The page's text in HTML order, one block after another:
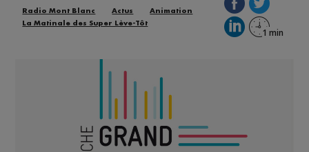
Radio Mont Blanc Actus
Animation
La Matinale des Super Lève-Tôt